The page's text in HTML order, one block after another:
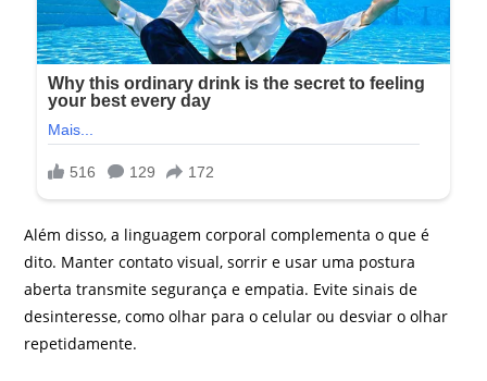
Além disso, a linguagem corporal complementa o que é
dito. Manter contato visual, sorrir e usar uma postura
aberta transmite segurança e empatia. Evite sinais de
desinteresse, como olhar para o celular ou desviar o olhar
repetidamente.